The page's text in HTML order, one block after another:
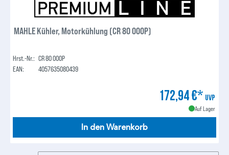
MAHLE Kühler, Motorkühlung (CR 80 000P)
Hrst.-Nr.: CR 80 000P
EAN:
4057635080439
172,94 €* UVP
Auf Lager
In den Warenkorb